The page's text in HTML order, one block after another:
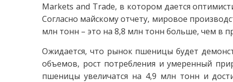
Markets and Trade, в котором дается
Согласно майскому отчету, мировое
млн тонн – это на 8,8 млн тонн больше, чем в
Ожидается, что рынок пшеницы будет
объемов, рост потребления и умеренный
пшеницы увеличатся на 4,9 млн тонн и